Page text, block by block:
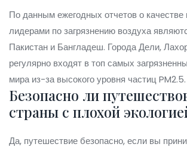
По данным ежегодных отчетов о качестве
лидерами по загрязнению воздуха
Пакистан и Бангладеш. Города Дели,
регулярно входят в топ самых
мира из-за высокого уровня частиц PM2.5.
Безопасно ли
страны с плохой
Да, путешествие безопасно, если вы